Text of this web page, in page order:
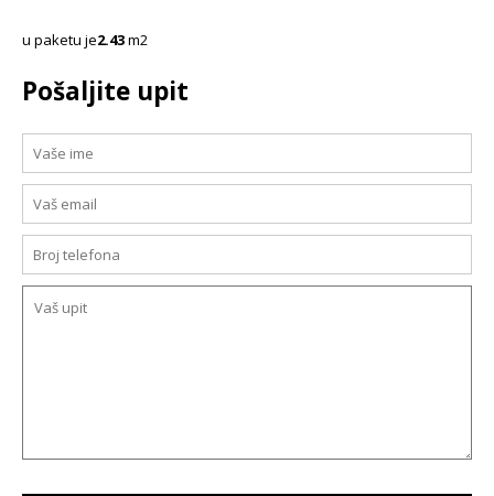
u paketu je2.43m2
Pošaljite upit